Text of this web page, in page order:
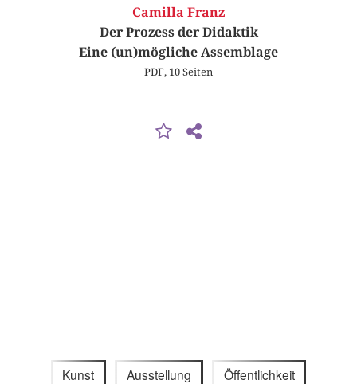
Camilla Franz
Der Prozess der Didaktik
Eine (un)mögliche Assemblage
PDF, 10 Seiten
Kunst Ausstellung Öffentlichkeit